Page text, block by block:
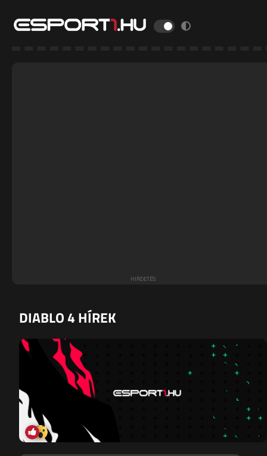
DIABLO 4 HÍREK